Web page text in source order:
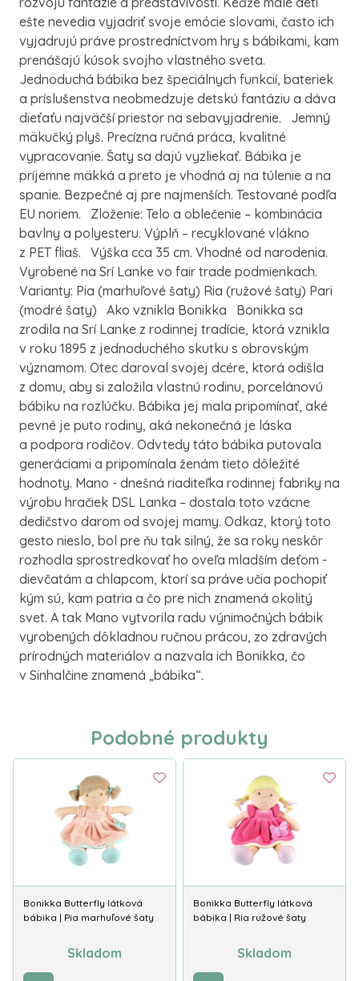
ešte nevedia vyjadriť svoje emócie slovami, často ich
vyjadrujú práve prostredníctvom hry s bábikami, kam
prenášajú kúsok svojho vlastného sveta.
Jednoduchá bábika bez špeciálnych funkcií, bateriek
a príslušenstva neobmedzuje detskú fantáziu a dáva
dieťaťu najväčší priestor na sebavyjadrenie. Jemný
mäkučký plyš. Precízna ručná práca, kvalitné
vypracovanie. Šaty sa dajú vyzliekať. Bábika je
príjemne mäkká a preto je vhodná aj na túlenie a na
spanie. Bezpečné aj pre najmenších. Testované podľa
EU noriem. Zloženie: Telo a oblečenie – kombinácia
bavlny a polyesteru. Výplň – recyklované vlákno
z PET fliaš. Výška cca 35 cm. Vhodné od narodenia.
Vyrobené na Srí Lanke vo fair trade podmienkach.
Varianty: Pia (marhuľové šaty) Ria (ružové šaty) Pari
(modré šaty) Ako vznikla Bonikka Bonikka sa
zrodila na Srí Lanke z rodinnej tradície, ktorá vznikla
v roku 1895 z jednoduchého skutku s obrovským
významom. Otec daroval svojej dcére, ktorá odišla
z domu, aby si založila vlastnú rodinu, porcelánovú
bábiku na rozlúčku. Bábika jej mala pripomínať, aké
pevné je puto rodiny, aká nekonečná je láska
a podpora rodičov. Odvtedy táto bábika putovala
generáciami a pripomínala ženám tieto dôležité
hodnoty. Mano - dnešná riaditeľka rodinnej fabriky na
výrobu hračiek DSL Lanka – dostala toto vzácne
dedičstvo darom od svojej mamy. Odkaz, ktorý toto
gesto nieslo, bol pre ňu tak silný, že sa roky neskôr
rozhodla sprostredkovať ho oveľa mladším deťom -
dievčatám a chlapcom, ktorí sa práve učia pochopiť
kým sú, kam patria a čo pre nich znamená okolitý
svet. A tak Mano vytvorila radu výnimočných bábik
vyrobených dôkladnou ručnou prácou, zo zdravých
prírodných materiálov a nazvala ich Bonikka, čo
v Sinhalčine znamená „bábika“.
Podobné produkty
Bonikka Butterfly látková
bábika | Pia marhuľové šaty
Skladom
Bonikka Butterfly látková
bábika | Ria ružové šaty
Skladom